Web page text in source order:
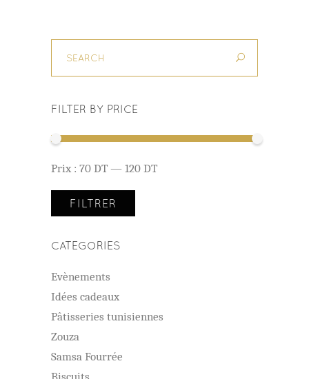
FILTER BY PRICE
Prix
Prix
FILTRER
Prix : 70 DT — 120 DT
CATEGORIES
Evènements
Idées cadeaux
Pâtisseries tunisiennes
Zouza
Samsa Fourrée